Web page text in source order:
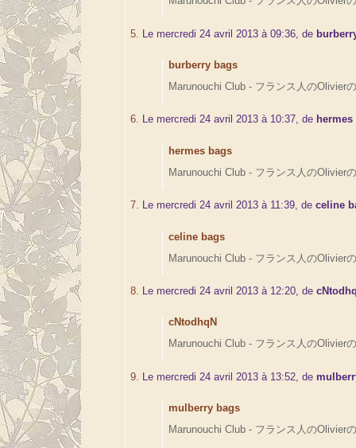
5. Le mercredi 24 avril 2013 à 09:36, de
burberry bags
Marunouchi Club - フランス人のOlivier
6. Le mercredi 24 avril 2013 à 10:37, de
hermes bags
Marunouchi Club - フランス人のOlivier
7. Le mercredi 24 avril 2013 à 11:39, deceline
celine bags
Marunouchi Club - フランス人のOlivier
8. Le mercredi 24 avril 2013 à 12:20, de
cNtodhqN
Marunouchi Club - フランス人のOlivier
9. Le mercredi 24 avril 2013 à 13:52, de
mulberry bags
Marunouchi Club - フランス人のOlivier